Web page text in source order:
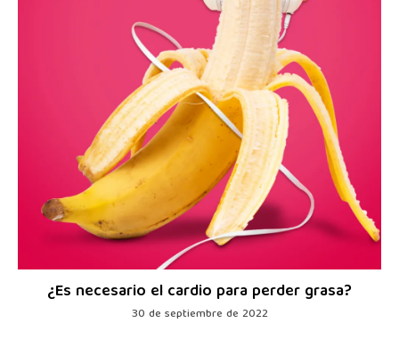
¿Es necesario el cardio para perder grasa?
30 de septiembre de 2022